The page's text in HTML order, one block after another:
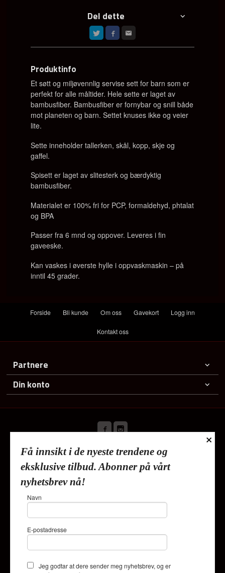
Del dette
Produktinfo
Et søtt og miljøvennlig servise sett for barn som er
perfekt for alle måltider. Hele sette er laget av
bambusfiber. Bambusfiber er fornybar og snill både
mot planeten og barn. Settet knuses ikke og veier
lite.
Sette inneholder tallerken, skål, kopp, skje og
gaffel.
Spisett er laget av slitesterk og bærdyktig
bambusfiber.
Materialet er 100% fri for PCP, formaldehyd, phtalat
og BPA
Passer fra 6 mnd og oppover. Leveres i fin
gaveeske.
Kan vaskes i øverste hylle i oppvaskmaskin – på
inntil 45 grader.
Forside Bli kunde Om oss Gavekort Logg inn
Kontakt oss
Partnere
Din konto
Frakt Kjøpsbetingelser
Sikkerhet og personvern
Nyhetsbrev
Lykkehjem As Deliveien 19 1540 Vestby Tlf.
Foretaksregisteret 820624882
du får en bedre kjøpsopplevelse og
bruker cookies hovedsaklig til å
lagre innloggingsdetaljer og huske
×
Få innsikt i de nyeste trendene og
eksklusive tilbud. Abonner på vårt
nyhetsbrev nå!
Navn
E-postadresse
Jeg godtar at dere sender meg nyhetsbrev, og er